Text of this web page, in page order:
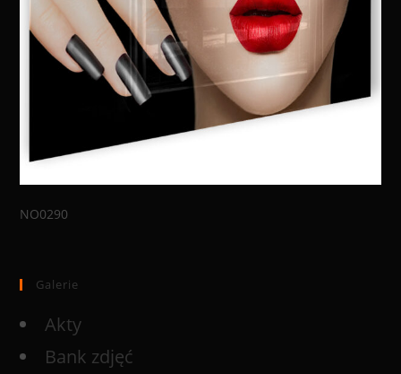
NO0290
Galerie
Akty
Bank zdjęć